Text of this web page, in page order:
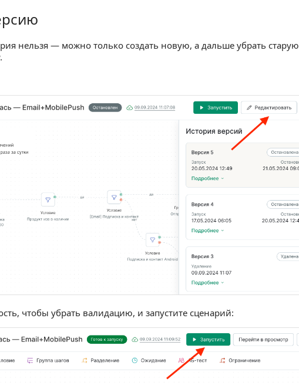
нельзя — можно только создать новую, а дальше убрать старую
чтобы убрать валидацию, и запустите сценарий: